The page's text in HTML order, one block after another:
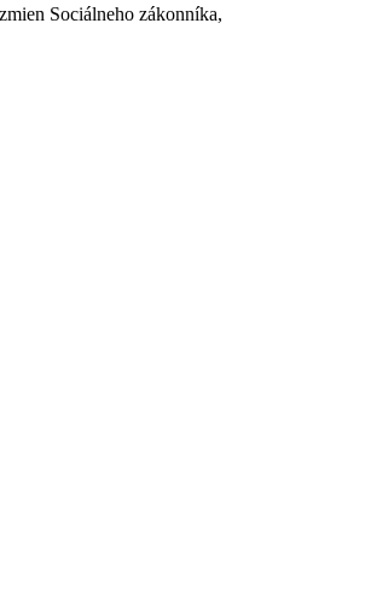
Sociálneho zákonníka,